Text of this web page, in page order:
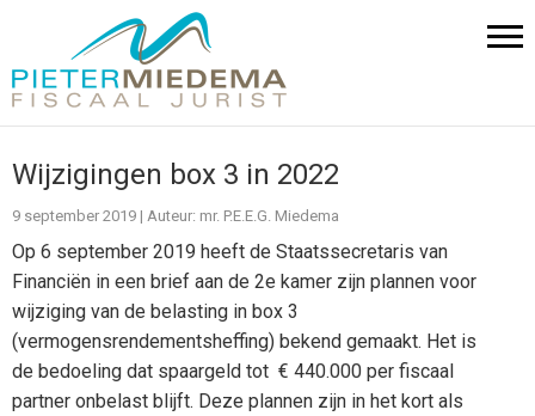
Wijzigingen box 3 in 2022
9 september 2019 | Auteur: mr. P.E.E.G. Miedema
Op 6 september 2019 heeft de Staatssecretaris van
Financiën in een brief aan de 2e kamer zijn plannen voor
wijziging van de belasting in box 3
(vermogensrendementsheffing) bekend gemaakt. Het is
de bedoeling dat spaargeld tot € 440.000 per fiscaal
partner onbelast blijft. Deze plannen zijn in het kort als